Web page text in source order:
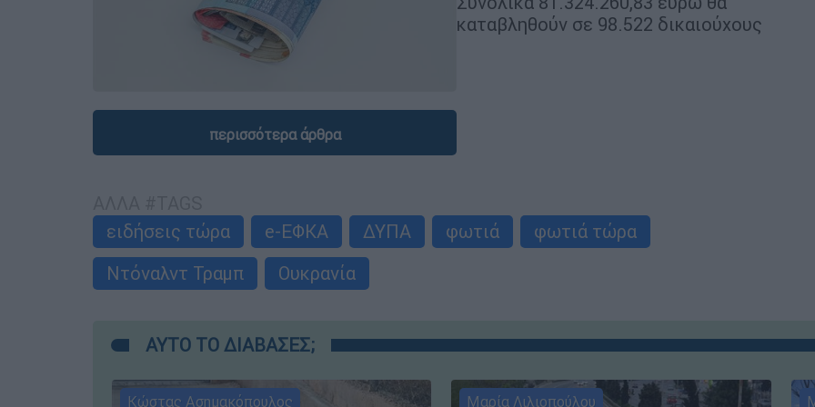
καταβληθούν σε 98.522 δικαιούχους
περισσότερα άρθρα
ειδήσεις τώρα
e-ΕΦΚΑ ΔΥΠΑ φωτιά
φωτιά τώρα
Ντόναλντ Τραμπ
Ουκρανία
ΑΥΤΟ ΤΟ ΔΙΑΒΑΣΕΣ;
Κώστας Ασημακόπουλος Μαρία Λιλιοπούλου